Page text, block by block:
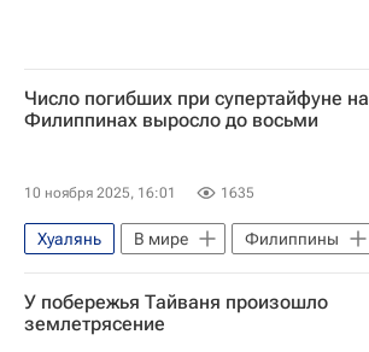
Число погибших при супертайфуне на
Филиппинах выросло до восьми
10 ноября 2025, 16:01 1635
Хуалянь В мире
Филиппины
Китай
Фердинанд Маркос
У побережья Тайваня произошло
землетрясение